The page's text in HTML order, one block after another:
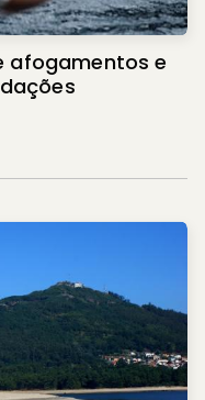
afogamentos e